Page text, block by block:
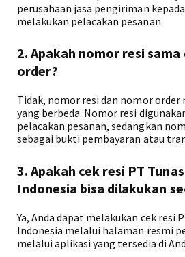
perusahaan jasa pengiriman
melakukan pelacakan pesanan.
2. Apakah nomor resi
order?
Tidak, nomor resi dan nomor order
yang berbeda. Nomor resi
pelacakan pesanan, sedangkan
sebagai bukti pembayaran atau
3. Apakah cek resi PT
Indonesia bisa dilakukan
Ya, Anda dapat melakukan cek resi
Indonesia melalui halaman resmi
melalui aplikasi yang tersedia di